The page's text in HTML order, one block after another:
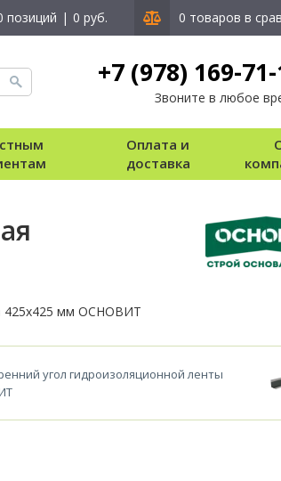
позиций | 0 руб. 0 товаров в
+7 (978) 169-
Звоните в любое
Оплата и
доставка
425х425 мм ОСНОВИТ
угол гидроизоляционной ленты